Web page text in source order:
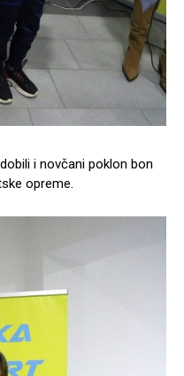
i novčani poklon bon
opreme.